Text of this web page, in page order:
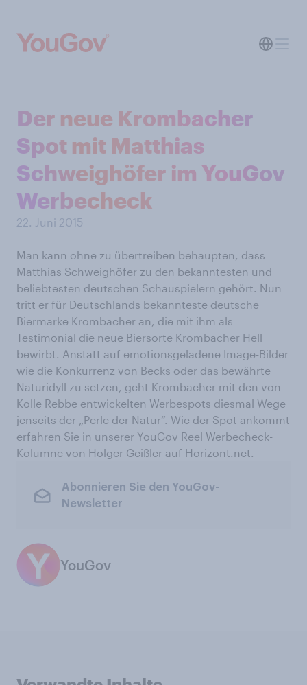
Der neue Krombacher
Spot mit Matthias
Schweighöfer im YouGov
Werbecheck
22. Juni 2015
Man kann ohne zu übertreiben behaupten, dass
Matthias Schweighöfer zu den bekanntesten und
beliebtesten deutschen Schauspielern gehört. Nun
tritt er für Deutschlands bekannteste deutsche
Biermarke Krombacher an, die mit ihm als
Testimonial die neue Biersorte Krombacher Hell
bewirbt. Anstatt auf emotionsgeladene Image-Bilder
wie die Konkurrenz von Becks oder das bewährte
Naturidyll zu setzen, geht Krombacher mit den von
Kolle Rebbe entwickelten Werbespots diesmal Wege
jenseits der „Perle der Natur“. Wie der Spot ankommt
erfahren Sie in unserer YouGov Reel Werbecheck-
Kolumne von Holger Geißler auf Horizont.net.
Abonnieren Sie den YouGov-
Newsletter
YouGov